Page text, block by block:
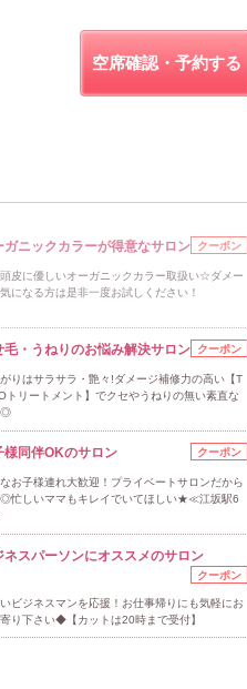
空席確認・予約する
ガニックカラーが得意なサロン クーポン
皮に優しいオーガニックカラー取扱い☆ダメー
になる方は是非一度お試しください！
毛・うねりのお悩み解決サロン クーポン
りはサラサラ・艶々!ダメージ補修力の高い【T
トリートメント】でクセやうねりの無い素直な
◎
様同伴OKのサロン クーポン
お子様連れ大歓迎！プライベートサロンだから
忙しいママもキレイでいてほしい★≪江坂駅6
ネスパーソンにオススメのサロン
クーポン
ビジネスマンを応援！お仕事帰りにも気軽にお
り下さい◆【カットは20時まで受付】